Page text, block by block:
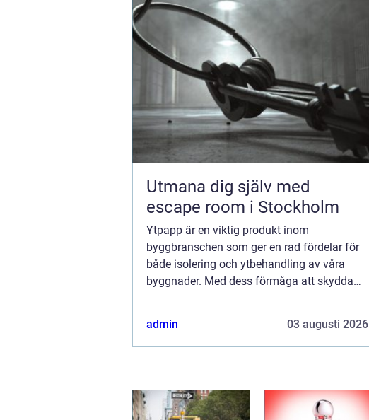
Utmana dig själv med
escape room i Stockholm
Ytpapp är en viktig produkt inom
byggbranschen som ger en rad fördelar för
både isolering och ytbehandling av våra
byggnader. Med dess förmåga att skydda
admin 03 augusti 2026